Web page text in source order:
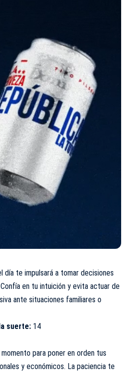
día te impulsará a tomar decisiones
en tu intuición y evita actuar de
ante situaciones familiares o
suerte: 14
momento para poner en orden tus
y económicos. La paciencia te